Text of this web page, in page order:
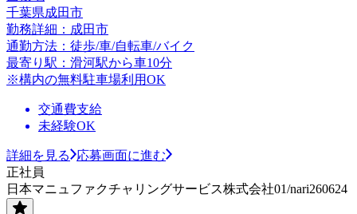
千葉県成田市
勤務詳細：成田市
通勤方法：徒歩/車/自転車/バイク
最寄り駅：滑河駅から車10分
※構内の無料駐車場利用OK
交通費支給
未経験OK
詳細を見る
応募画面に進む
正社員
日本マニュファクチャリングサービス株式会社01/nari260624